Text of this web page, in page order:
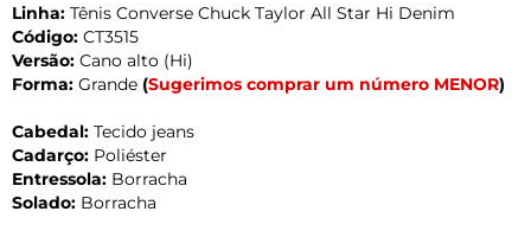
Linha: Tênis Converse Chuck Taylor All Star Hi Denim
Código: CT3515
Versão: Cano alto (Hi)
Forma: Grande (Sugerimos comprar um número MENOR)
Cabedal: Tecido jeans
Cadarço: Poliéster
Entressola: Borracha
Solado: Borracha